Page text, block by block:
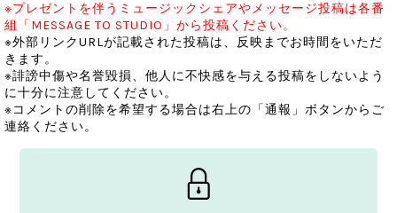
※プレゼントを伴うミュージックシェアやメッセージ投稿は各番
組「MESSAGE TO STUDIO」から投稿ください。
※外部リンクURLが記載された投稿は、反映までお時間をいただ
きます。
※誹謗中傷や名誉毀損、他人に不快感を与える投稿をしないよう
に十分に注意してください。
※コメントの削除を希望する場合は右上の「通報」ボタンからご
連絡ください。